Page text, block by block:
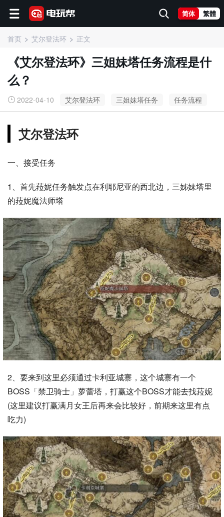
简体 繁體
首页 艾尔登法环 正文
《艾尔登法环》三姐妹塔任务流程是什
么？
2022-04-10 艾尔登法环 三姐妹塔任务 任务流程
艾尔登法环
一、接受任务
1、首先菈妮任务触发点在利耶尼亚的西北边，三姊妹塔里
的菈妮魔法师塔
2、要来到这里必须通过卡利亚城寨，这个城寨有一个
BOSS「禁卫骑士」萝蕾塔，打赢这个BOSS才能去找菈妮
(这里建议打赢满月女王后再来会比较好，前期来这里有点
吃力)